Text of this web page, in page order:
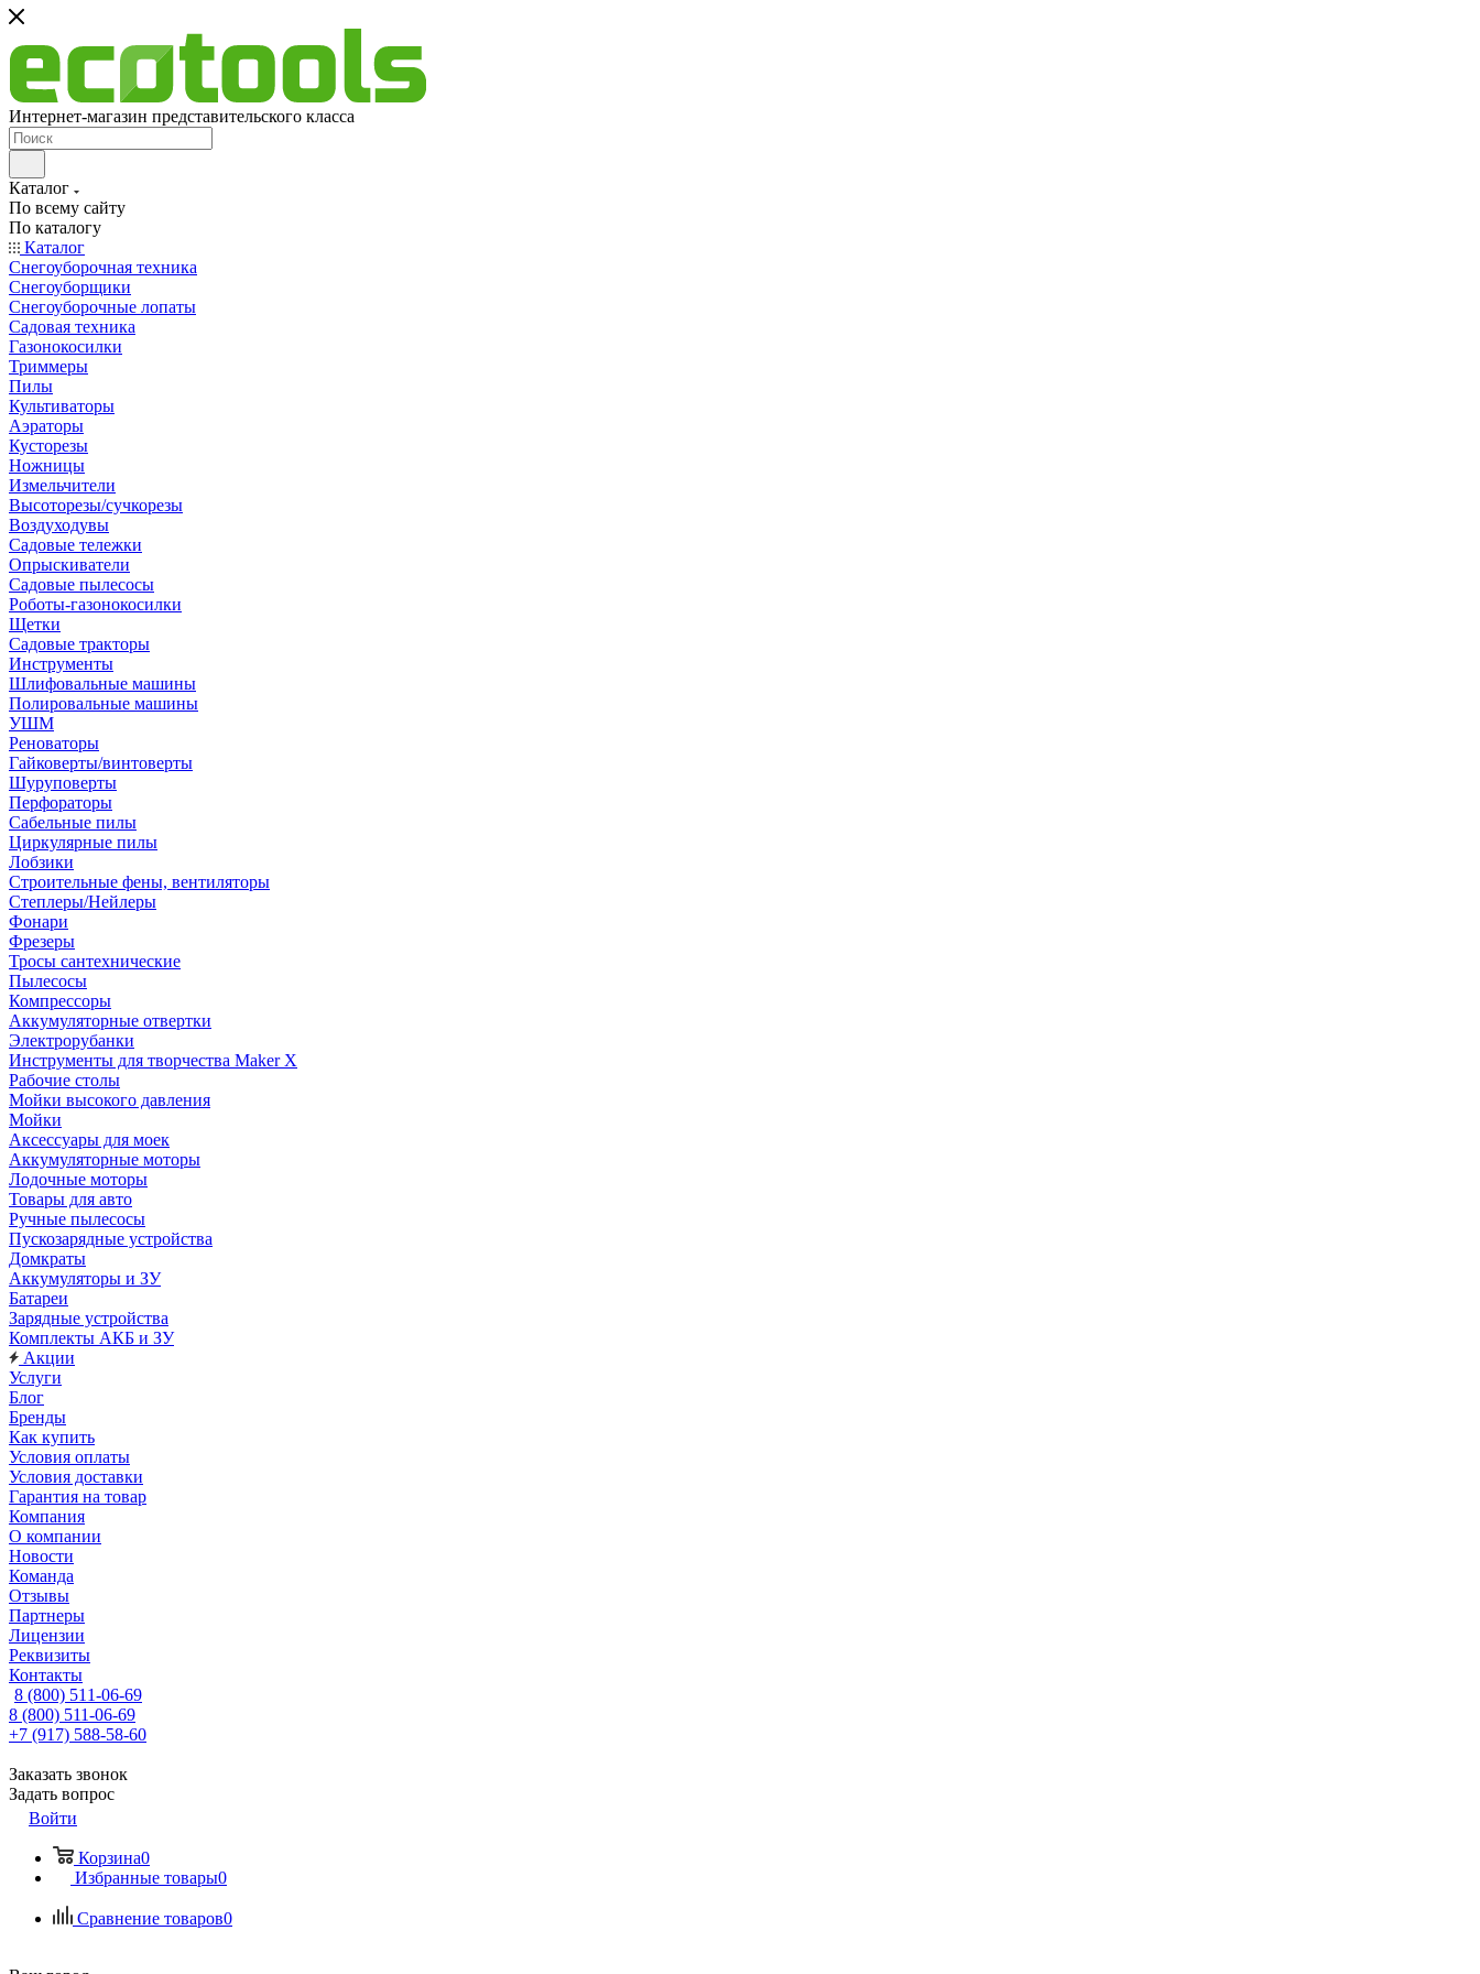
Интернет-магазин представительского класса
Каталог
По всему сайту
По каталогу
Каталог
Снегоуборочная техника
Снегоуборщики
Снегоуборочные лопаты
Садовая техника
Газонокосилки
Триммеры
Пилы
Культиваторы
Аэраторы
Кусторезы
Ножницы
Измельчители
Высоторезы/сучкорезы
Воздуходувы
Садовые тележки
Опрыскиватели
Садовые пылесосы
Роботы-газонокосилки
Щетки
Садовые тракторы
Инструменты
Шлифовальные машины
Полировальные машины
УШМ
Реноваторы
Гайковерты/винтоверты
Шуруповерты
Перфораторы
Сабельные пилы
Циркулярные пилы
Лобзики
Строительные фены, вентиляторы
Степлеры/Нейлеры
Фонари
Фрезеры
Тросы сантехнические
Пылесосы
Компрессоры
Аккумуляторные отвертки
Электрорубанки
Инструменты для творчества Maker X
Рабочие столы
Мойки высокого давления
Мойки
Аксессуары для моек
Аккумуляторные моторы
Лодочные моторы
Товары для авто
Ручные пылесосы
Пускозарядные устройства
Домкраты
Аккумуляторы и ЗУ
Батареи
Зарядные устройства
Комплекты АКБ и ЗУ
Акции
Услуги
Блог
Бренды
Как купить
Условия оплаты
Условия доставки
Гарантия на товар
Компания
О компании
Новости
Команда
Отзывы
Партнеры
Лицензии
Реквизиты
Контакты
8 (800) 511-06-69
8 (800) 511-06-69
+7 (917) 588-58-60
Заказать звонок
Задать вопрос
Войти
Корзина0
Избранные товары0
Сравнение товаров0